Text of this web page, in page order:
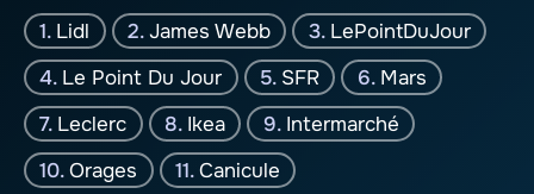
Lidl James Webb
LePointDuJour
Le Point Du Jour
SFR
Mars
Leclerc
Ikea
Intermarché
Orages
Canicule